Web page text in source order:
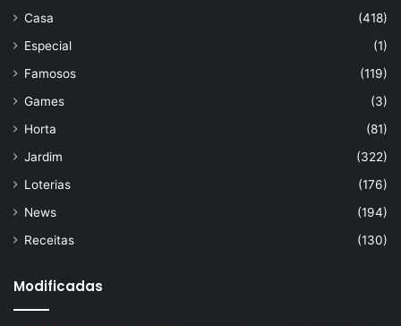
Casa
(418)
Especial
(1)
Famosos
(119)
Games
(3)
Horta
(81)
Jardim
(322)
Loterias
(176)
News
(194)
Receitas
(130)
Modificadas